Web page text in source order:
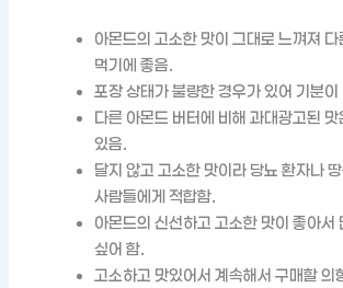
아몬드의 고소한 맛이 그대로 느껴져 다
먹기에 좋음.
포장 상태가 불량한 경우가 있어 기분이
다른 아몬드 버터에 비해 과대광고된 맛
있음.
달지 않고 고소한 맛이라 당뇨 환자나
사람들에게 적합함.
아몬드의 신선하고 고소한 맛이 좋아서
싶어 함.
고소하고 맛있어서 계속해서 구매할 의